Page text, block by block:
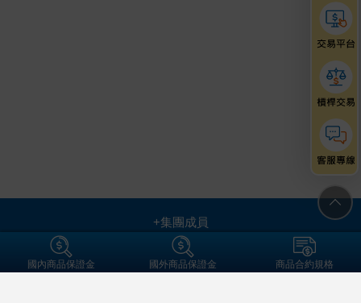
+集團成員
金融友善服務專區 個人資料保護法告知事項 資通安全
保密措施
國內商品保證金 國外商品保證金 商品合約規格